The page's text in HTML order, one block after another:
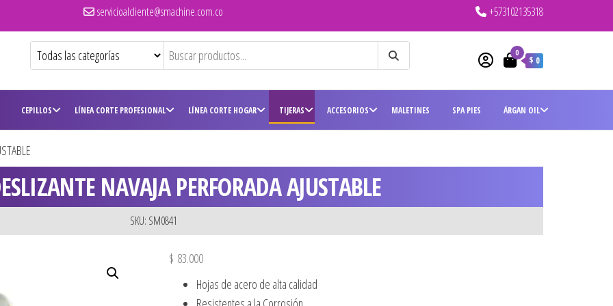
servicioalcliente@smachine.com.co +573102135318
0
$ 0
CEPILLOS LÍNEA CORTE PROFESIONAL LÍNEA CORTE HOGAR TIJERAS ACCESORIOS MALETINES SPA PIES ÁRGAN OIL
NAVAJA PERFORADA AJUSTABLE
SKU: SM0841
$ 83.000
Hojas de acero de alta calidad